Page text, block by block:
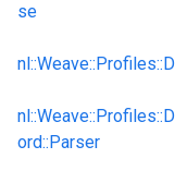
se
ord::Parser